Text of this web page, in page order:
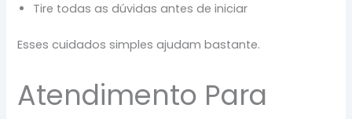
Tire todas as dúvidas antes de iniciar
Esses cuidados simples ajudam bastante.
Atendimento Para